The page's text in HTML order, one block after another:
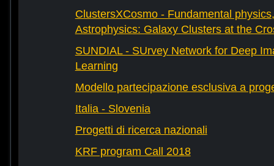
ClustersXCosmo - Fundamental
Astrophysics: Galaxy Clusters at the
SUNDIAL - SUrvey Network for Deep
Learning
Modello partecipazione esclusiva a
Italia - Slovenia
Progetti di ricerca nazionali
KRF program Call 2018